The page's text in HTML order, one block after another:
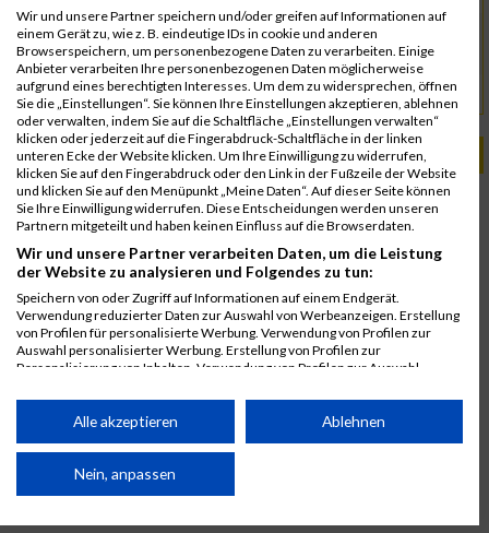
Kontakt
Doris und Uwe Zitzenbacher
office@evendz.at
URL www. www.steiraman.at
PASSENDE VERANSTALTUNGEN
9. August 2026
Steiraman X-treme Triathlon & SKYrun
10. August 2025
Steiraman- Styrian X-treme Triathlon
11. August 2024
Steiraman- Styrian X-treme Triathlon
Wir und unsere Partner speichern und/oder greifen auf Informationen auf
einem Gerät zu, wie z. B. eindeutige IDs in cookie und anderen
Browserspeichern, um personenbezogene Daten zu verarbeiten. Einige
Anbieter verarbeiten Ihre personenbezogenen Daten möglicherweise
aufgrund eines berechtigten Interesses. Um dem zu widersprechen, öffnen
Sie die „Einstellungen“. Sie können Ihre Einstellungen akzeptieren, ablehnen
oder verwalten, indem Sie auf die Schaltfläche „Einstellungen verwalten“
klicken oder jederzeit auf die Fingerabdruck-Schaltfläche in der linken
unteren Ecke der Website klicken. Um Ihre Einwilligung zu widerrufen,
klicken Sie auf den Fingerabdruck oder den Link in der Fußzeile der Website
und klicken Sie auf den Menüpunkt „Meine Daten“. Auf dieser Seite können
Sie Ihre Einwilligung widerrufen. Diese Entscheidungen werden unseren
Partnern mitgeteilt und haben keinen Einfluss auf die Browserdaten.
Wir und unsere Partner verarbeiten Daten, um die Leistung
der Website zu analysieren und Folgendes zu tun:
Speichern von oder Zugriff auf Informationen auf einem Endgerät.
Verwendung reduzierter Daten zur Auswahl von Werbeanzeigen. Erstellung
von Profilen für personalisierte Werbung. Verwendung von Profilen zur
Auswahl personalisierter Werbung. Erstellung von Profilen zur
Personalisierung von Inhalten. Verwendung von Profilen zur Auswahl
Performance von Inhalten. Analyse von Zielgruppen durch Statistiken oder
Kombinationen von Daten aus verschiedenen Quellen. Entwicklung und
von Inhalten.
Daten können außerhalb der Europäischen Union weitergegeben und in die
Alle akzeptieren Ablehnen
Nein, anpassen